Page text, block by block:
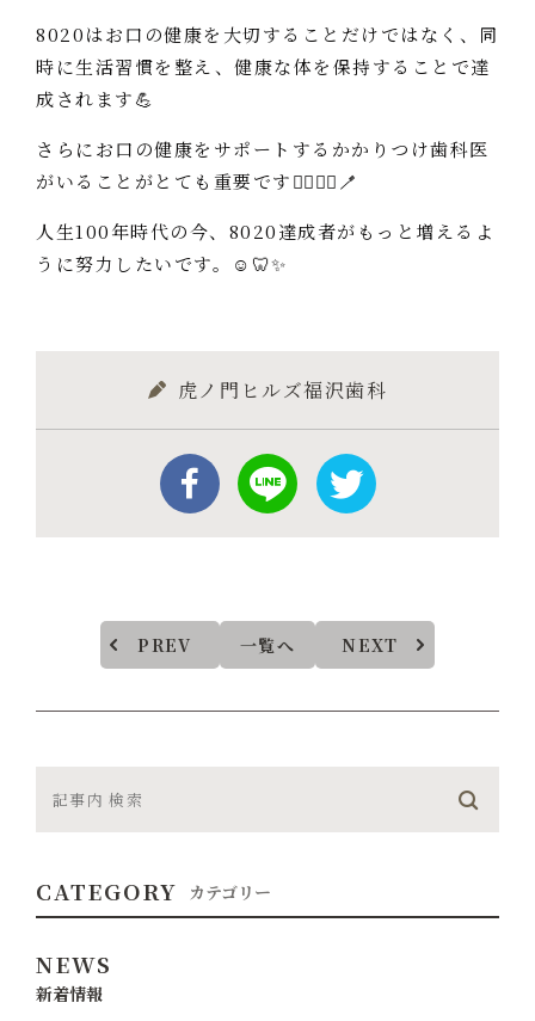
8020はお口の健康を大切することだけではなく、同
時に生活習慣を整え、健康な体を保持することで達
成されます💪
さらにお口の健康をサポートするかかりつけ歯科医
がいることがとても重要です👩‍⚕️👨‍⚕️🪥
人生100年時代の今、8020達成者がもっと増えるよ
うに努力したいです。☺️🦷✨
虎ノ門ヒルズ福沢歯科
PREV 一覧へ NEXT
CATEGORY カテゴリー
NEWS
新着情報